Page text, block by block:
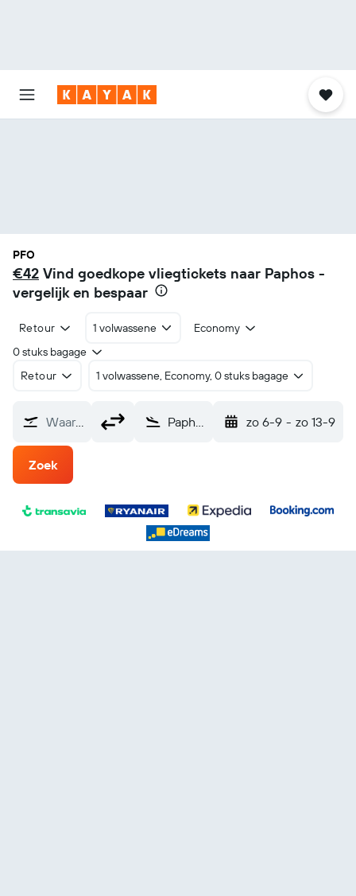
PFO
€42 Vind goedkope vliegtickets naar Paphos -
vergelijk en bespaar
Retour 1 volwassene
Economy
0 stuks bagage
Retour
1 volwassene, Economy, 0 stuks bagage
Waarvandaan? Paphos Internationaal (PFO) zo 6-9 - zo 13-9
Zoek